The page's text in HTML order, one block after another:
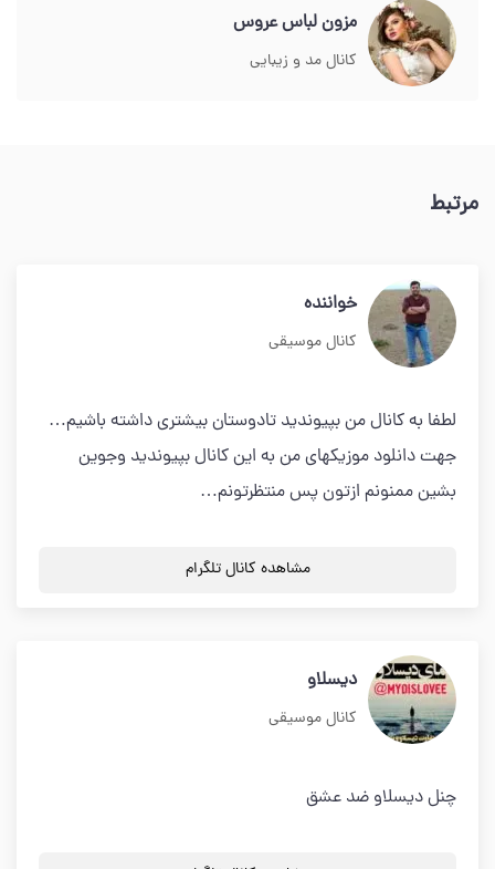
مزون لباس عروس
کانال مد و زیبایی
مرتبط
خواننده
کانال موسیقی
لطفا به کانال من بپیوندید تادوستان بیشتری داشته باشیم…
جهت دانلود موزیکهای من به این کانال بپیوندید وجوین
بشین ممنونم ازتون پس منتظرتونم…
مشاهده کانال تلگرام
دیسلاو
کانال موسیقی
چنل دیسلاو ضد عشق